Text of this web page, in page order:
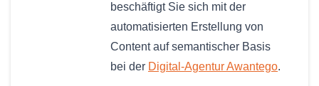
beschäftigt Sie sich mit der
automatisierten Erstellung von
Content auf semantischer Basis
bei der Digital-Agentur Awantego.